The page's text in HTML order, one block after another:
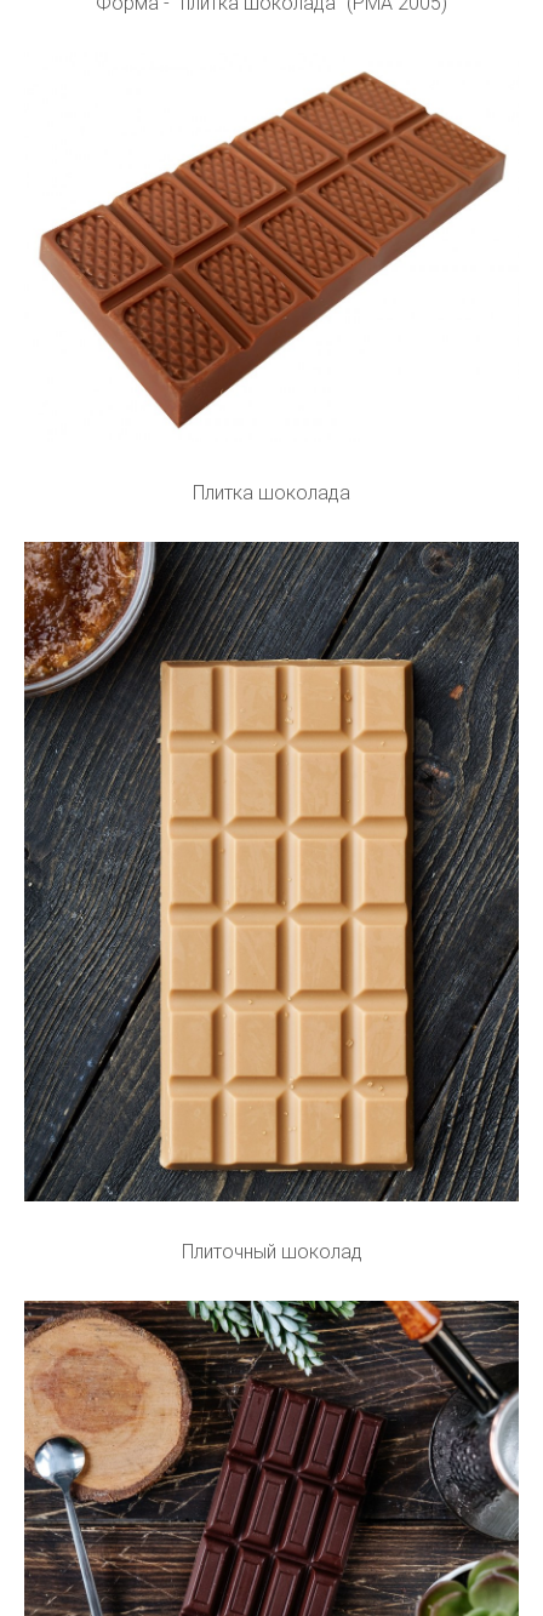
Плитка шоколада
Плиточный шоколад